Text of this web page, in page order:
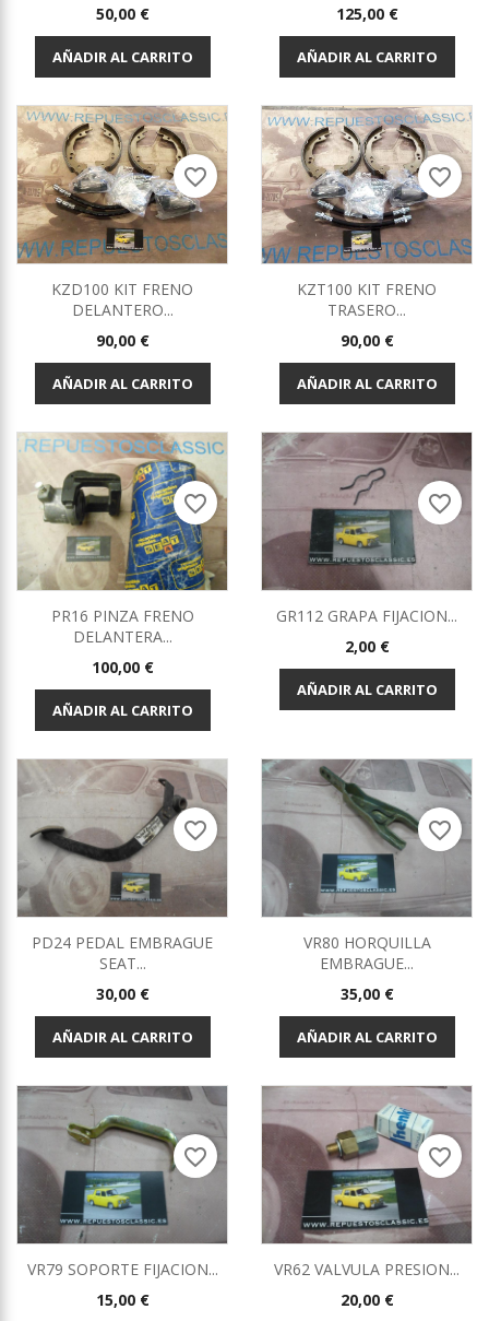
Precio
50,00 €
AÑADIR AL CARRITO
Precio
125,00 €
AÑADIR AL CARRITO
KZD100 KIT FRENO
DELANTERO...
Precio
90,00 €
AÑADIR AL CARRITO
favorite_border
KZT100 KIT FRENO
TRASERO...
Precio
90,00 €
AÑADIR AL CARRITO
favorite_border
PR16 PINZA FRENO
DELANTERA...
Precio
100,00 €
AÑADIR AL CARRITO
favorite_border
GR112 GRAPA FIJACION...
Precio
2,00 €
AÑADIR AL CARRITO
favorite_border
PD24 PEDAL EMBRAGUE
SEAT...
Precio
30,00 €
AÑADIR AL CARRITO
favorite_border
VR80 HORQUILLA
EMBRAGUE...
Precio
35,00 €
AÑADIR AL CARRITO
favorite_border
VR79 SOPORTE FIJACION...
Precio
15,00 €
favorite_border
VR62 VALVULA PRESION...
Precio
20,00 €
favorite_border